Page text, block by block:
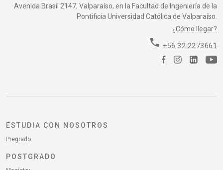
Avenida Brasil 2147, Valparaíso, en la Facultad de Ingeniería de la
Pontificia Universidad Católica de Valparaíso.
¿Cómo llegar?
phone +56 32 2273661
ESTUDIA CON NOSOTROS
Pregrado
POSTGRADO